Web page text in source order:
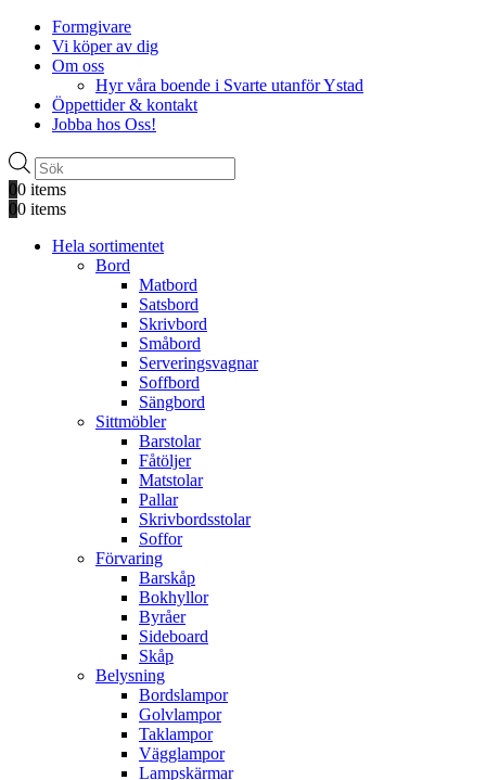
Formgivare
Vi köper av dig
Om oss
Hyr våra boende i Svarte utanför Ystad
Öppettider & kontakt
Jobba hos Oss!
Produktsökning
00 items
00 items
Hela sortimentet
Bord
Matbord
Satsbord
Skrivbord
Småbord
Serveringsvagnar
Soffbord
Sängbord
Sittmöbler
Barstolar
Fåtöljer
Matstolar
Pallar
Skrivbordsstolar
Soffor
Förvaring
Barskåp
Bokhyllor
Byråer
Sideboard
Skåp
Belysning
Bordslampor
Golvlampor
Taklampor
Vägglampor
Lampskärmar